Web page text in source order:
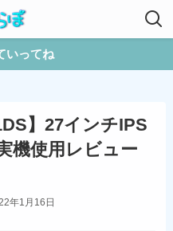
いってね
】27インチIPS
機使用レビュー
年1月16日